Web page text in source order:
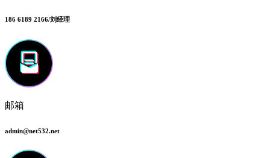
186 6189 2166/刘经理
邮箱
admin@net532.net